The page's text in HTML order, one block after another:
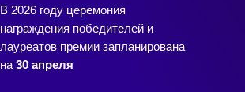
В 2026 году церемония
награждения победителей и
лауреатов премии запланирована
на 30 апреля